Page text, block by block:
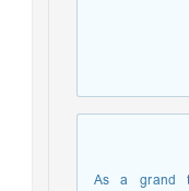
As a grand